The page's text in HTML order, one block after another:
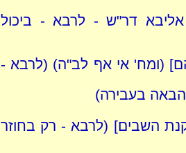
אליבא דר"ש - לרבא - ביכול
(ומח' אי אף לב"ה) (לרבא -
בעבירה)
השבים] (לרבא - רק בחוזר